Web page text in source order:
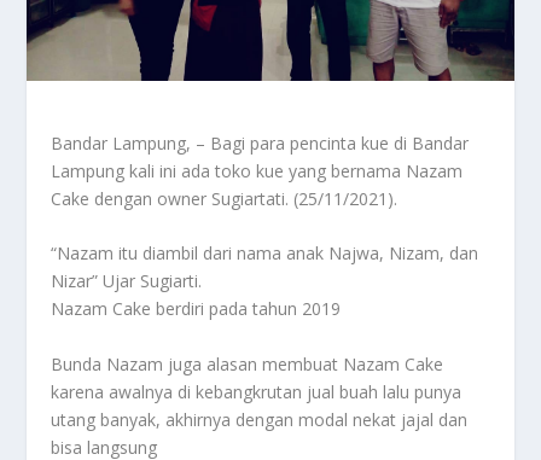
Bandar Lampung, – Bagi para pencinta kue di Bandar
Lampung kali ini ada toko kue yang bernama Nazam
Cake dengan owner Sugiartati. (25/11/2021).
“Nazam itu diambil dari nama anak Najwa, Nizam, dan
Nizar” Ujar Sugiarti.
Nazam Cake berdiri pada tahun 2019
Bunda Nazam juga alasan membuat Nazam Cake
karena awalnya di kebangkrutan jual buah lalu punya
utang banyak, akhirnya dengan modal nekat jajal dan
bisa langsung